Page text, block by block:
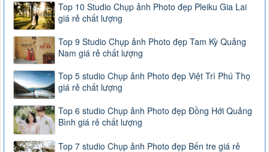
Top 10 Studio Chụp ảnh Photo đẹp Pleiku Gia Lai
giá rẻ chất lượng
Top 9 Studio Chụp ảnh Photo đẹp Tam Kỳ Quảng
Nam giá rẻ chất lượng
Top 5 studio Chụp ảnh Photo đẹp Việt Trì Phú Thọ
giá rẻ chất lượng
Top 6 studio Chụp ảnh Photo đẹp Đồng Hới Quảng
Bình giá rẻ chất lượng
Top 7 studio Chụp ảnh Photo đẹp Bến tre giá rẻ